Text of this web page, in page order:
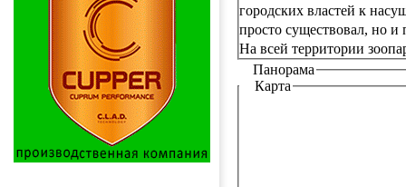
городских властей к
просто существовал, но и
На всей территории
Панорама
Карта